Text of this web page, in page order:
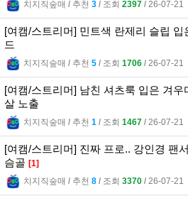
치지직숲매 l 추천 3 l 조회 2397 l 26-07-21
[여캠/스트리머] 민트색 란제리 슬립
드
치지직숲매 l 추천 5 l 조회 1706 l 26-07-21
[여캠/스트리머] 남친 셔츠룩 입은 겨우
살 노출
치지직숲매 l 추천 1 l 조회 1467 l 26-07-21
[여캠/스트리머] 진짜 프로.. 강인경 팬
슴골 [1]
치지직숲매 l 추천 8 l 조회 3370 l 26-07-21